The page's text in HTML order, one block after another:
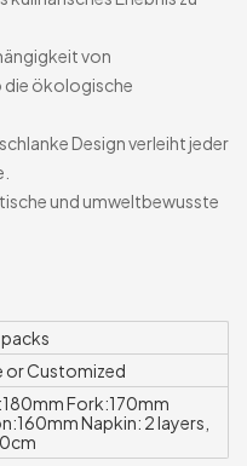
von
ökologische
Design verleiht jeder
und umweltbewusste
or Customized
Fork:170mm
Napkin: 2 layers,